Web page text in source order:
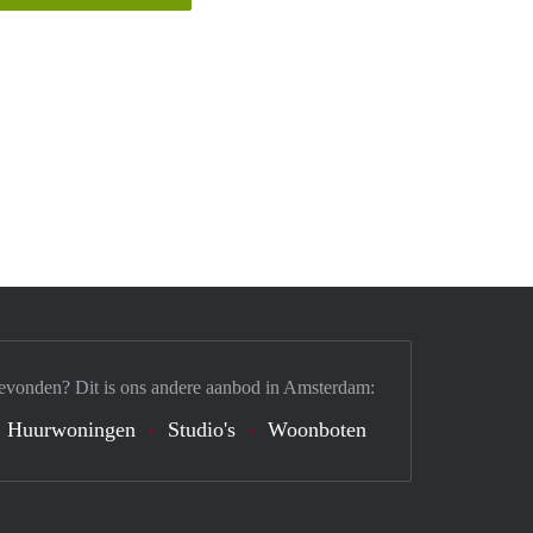
Dit is ons andere aanbod in Amsterdam:
Huurwoningen Studio's Woonboten